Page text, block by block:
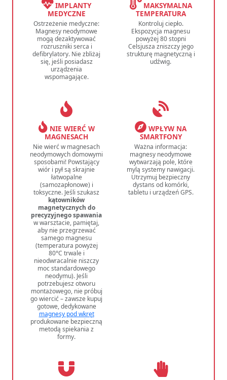
IMPLANTY
MEDYCZNE
Ostrzeżenie medyczne:
Magnesy neodymowe
mogą dezaktywować
rozruszniki serca i
defibrylatory. Nie zbliżaj
się, jeśli posiadasz
urządzenia
wspomagające.
MAKSYMALNA
TEMPERATURA
Kontroluj ciepło.
Ekspozycja magnesu
powyżej 80 stopni
Celsjusza zniszczy jego
strukturę magnetyczną i
udźwig.
NIE WIERĆ W
MAGNESACH
Nie wierć w magnesach
neodymowych domowymi
sposobami! Powstający
wiór i pył są skrajnie
łatwopalne
(samozapłonowe) i
toksyczne. Jeśli szukasz
kątowników
magnetycznych do
precyzyjnego spawania
w warsztacie, pamiętaj,
aby nie przegrzewać
samego magnesu
(temperatura powyżej
80°C trwale i
nieodwracalnie niszczy
moc standardowego
neodymu). Jeśli
potrzebujesz otworu
montażowego, nie próbuj
go wiercić – zawsze kupuj
gotowe, dedykowane
magnesy pod wkręt
produkowane bezpieczną
metodą spiekania z
formy.
WPŁYW NA
SMARTFONY
Ważna informacja:
magnesy neodymowe
wytwarzają pole, które
mylą systemy nawigacji.
Utrzymuj bezpieczny
dystans od komórki,
tabletu i urządzeń GPS.